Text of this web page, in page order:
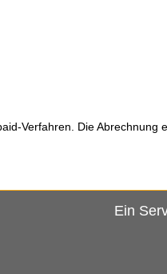
Verfahren. Die
Ein